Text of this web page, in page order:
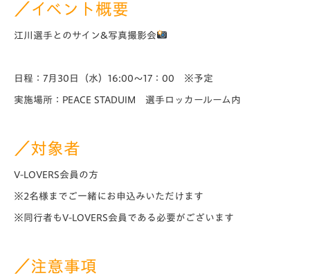
／イベント概要
江川選手とのサイン&写真撮影会
日程：7月30日（水）16:00～17：00 ※予定
実施場所：PEACE STADUIM 選手ロッカールーム内
／対象者
V-LOVERS会員の方
※2名様までご一緒にお申込みいただけます
※同行者もV-LOVERS会員である必要がございます
／注意事項